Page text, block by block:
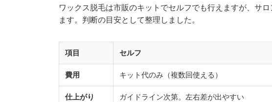
ワックス脱毛は市販のキットでセルフでも行えますが、サ
ます。判断の目安として整理しました。
項目 セルフ
費用 キット代のみ（複数回使える）
仕上がり ガイドライン次第。左右差が出やすい